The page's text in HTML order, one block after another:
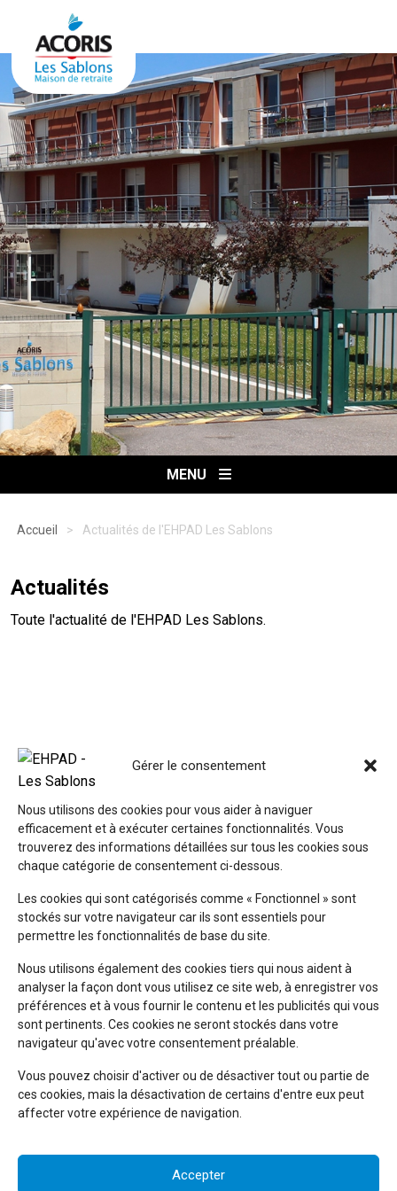
Gérer le consentement
Nous utilisons des cookies pour vous aider à naviguer
efficacement et à exécuter certaines fonctionnalités. Vous
trouverez des informations détaillées sur tous les cookies sous
chaque catégorie de consentement ci-dessous.
Les cookies qui sont catégorisés comme « Fonctionnel » sont
stockés sur votre navigateur car ils sont essentiels pour
permettre les fonctionnalités de base du site.
Nous utilisons également des cookies tiers qui nous aident à
analyser la façon dont vous utilisez ce site web, à enregistrer vos
préférences et à vous fournir le contenu et les publicités qui vous
sont pertinents. Ces cookies ne seront stockés dans votre
navigateur qu'avec votre consentement préalable.
Vous pouvez choisir d'activer ou de désactiver tout ou partie de
ces cookies, mais la désactivation de certains d'entre eux peut
affecter votre expérience de navigation.
Accepter
MENU
Accueil > Actualités de l'EHPAD Les Sablons
Actualités
Toute l'actualité de l'EHPAD Les Sablons.
NOUS CONNAÎTRE
L’EHPAD Les Sablons, maison de retraite à Pulnoy (54,
Meurthe et Moselle) accueille des personnes âgées
dépendantes dans un cadre de vie agréable.
NOUS TROUVER